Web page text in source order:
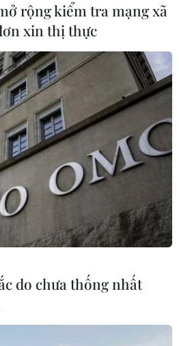
rộng kiểm tra mạng xã
xin thị thực
do chưa thống nhất